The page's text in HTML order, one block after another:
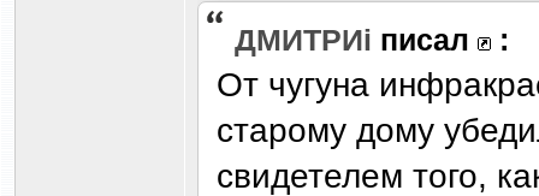
ДМИТРИi писал :
От чугуна
старому дому
свидетелем того,